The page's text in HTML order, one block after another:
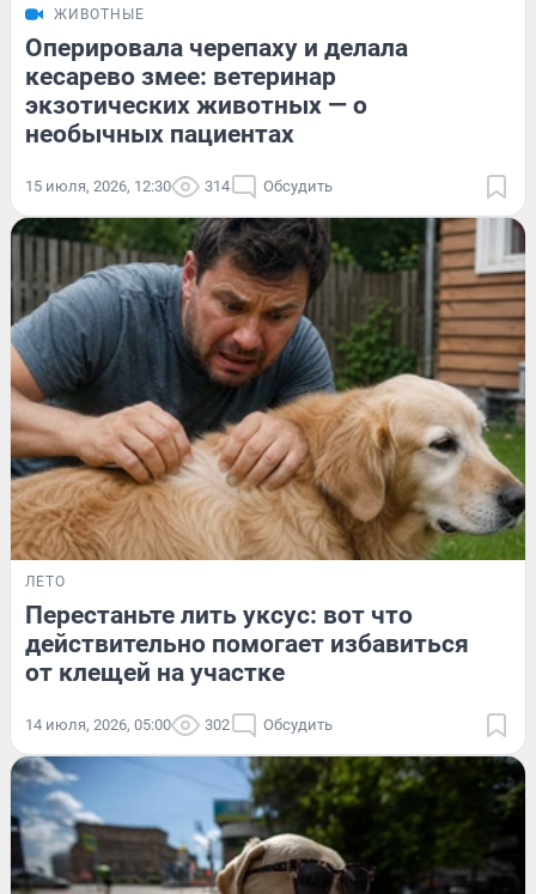
ЖИВОТНЫЕ
Оперировала черепаху и делала
кесарево змее: ветеринар
экзотических животных — о
необычных пациентах
15 июля, 2026, 12:30 314 Обсудить
ЛЕТО
Перестаньте лить уксус: вот что
действительно помогает избавиться
от клещей на участке
14 июля, 2026, 05:00 302 Обсудить